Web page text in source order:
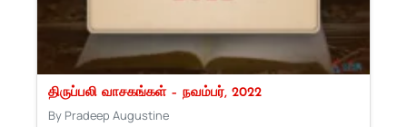
திருப்பலி வாசகங்கள் – நவம்பர், 2022
By Pradeep Augustine